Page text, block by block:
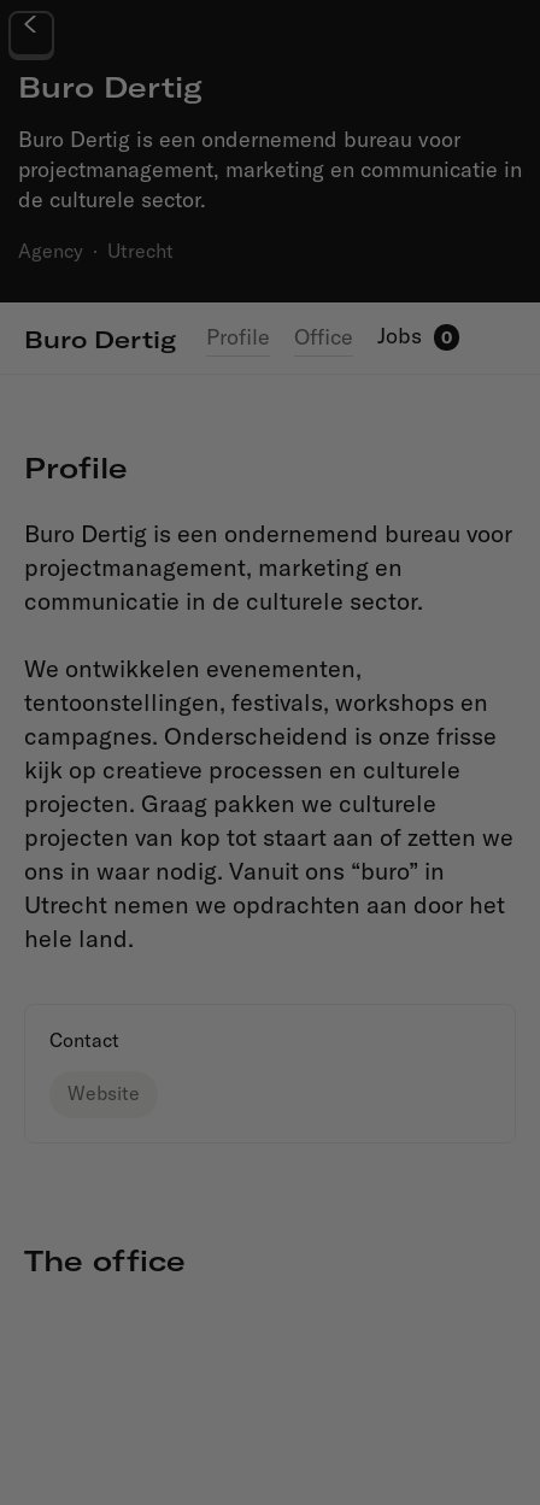
Buro Dertig
Buro Dertig is een ondernemend bureau voor
projectmanagement, marketing en communicatie in
de culturele sector.
Agency · Utrecht
Buro Dertig Profile Office Jobs 0
Profile
Buro Dertig is een ondernemend bureau voor
projectmanagement, marketing en
communicatie in de culturele sector.
We ontwikkelen evenementen,
tentoonstellingen, festivals, workshops en
campagnes. Onderscheidend is onze frisse
kijk op creatieve processen en culturele
projecten. Graag pakken we culturele
projecten van kop tot staart aan of zetten we
ons in waar nodig. Vanuit ons “buro” in
Utrecht nemen we opdrachten aan door het
hele land.
Contact
Website
The office